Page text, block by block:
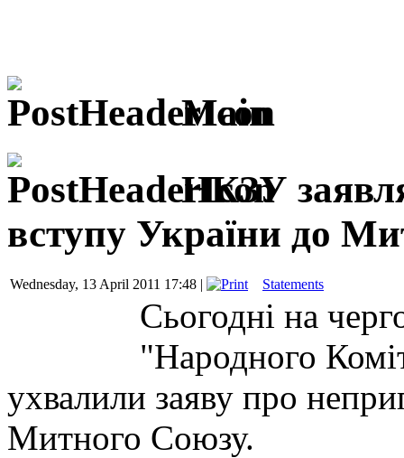
Main
НКЗУ
вступу України до
Wednesday, 13 April 2011 17:48 | Statements
Сьогодні на
"Народного
ухвалили заяву про
Митного Союзу.